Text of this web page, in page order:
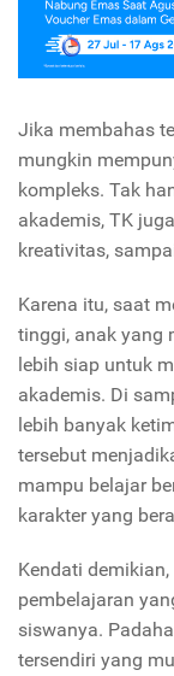
Jika membahas
mungkin
kompleks. Tak
akademis, TK
kreativitas,
Karena itu, saat
tinggi, anak yang
lebih siap untuk
akademis. Di
lebih banyak
tersebut
mampu belajar
karakter yang
Kendati
pembelajaran
siswanya.
tersendiri yang